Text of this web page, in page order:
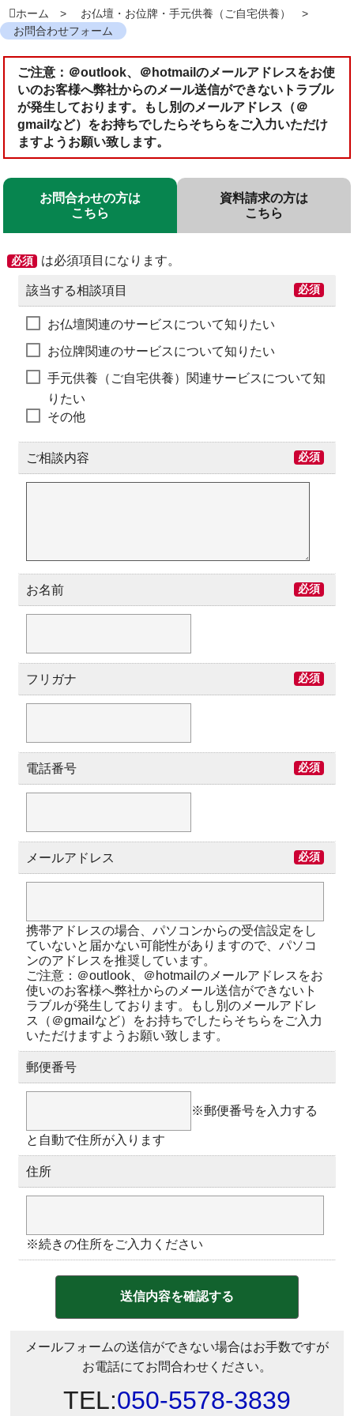
ホーム
お仏壇・お位牌・手元供養（ご自宅供養）
お問合わせフォーム
ご注意：＠outlook、＠hotmailのメールアドレスをお使
いのお客様へ弊社からのメール送信ができないトラブル
が発生しております。もし別のメールアドレス（＠
gmailなど）をお持ちでしたらそちらをご入力いただけ
ますようお願い致します。
お問合わせの方は
こちら
資料請求の方は
こちら
必須 は必須項目になります。
該当する相談項目 必須
お仏壇関連のサービスについて知りたい
お位牌関連のサービスについて知りたい
手元供養（ご自宅供養）関連サービスについて知
りたい
その他
ご相談内容 必須
お名前 必須
フリガナ 必須
電話番号 必須
メールアドレス 必須
携帯アドレスの場合、パソコンからの受信設定をし
ていないと届かない可能性がありますので、パソコ
ンのアドレスを推奨しています。
ご注意：＠outlook、＠hotmailのメールアドレスをお
使いのお客様へ弊社からのメール送信ができないト
ラブルが発生しております。もし別のメールアドレ
ス（＠gmailなど）をお持ちでしたらそちらをご入力
いただけますようお願い致します。
郵便番号
※郵便番号を入力する
と自動で住所が入ります
住所
※続きの住所をご入力ください
メールフォームの送信ができない場合はお手数ですが
お電話にてお問合わせください。
TEL:050-5578-3839